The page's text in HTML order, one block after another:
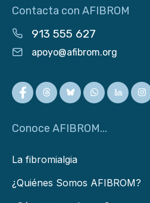
Contacta con AFIBROM
913 555 627
apoyo@afibrom.org
Conoce AFIBROM...
La fibromialgia
¿Quiénes Somos AFIBROM?